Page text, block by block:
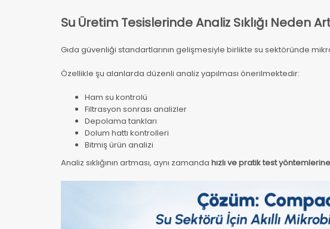
Su Üretim Tesislerinde Analiz Sıklığı Neden
Gıda güvenliği standartlarının gelişmesiyle birlikte su sektöründe
Özellikle şu alanlarda düzenli analiz yapılması önerilmektedir:
Ham su kontrolü
Filtrasyon sonrası analizler
Depolama tankları
Dolum hattı kontrolleri
Bitmiş ürün analizi
Analiz sıklığının artması, aynı zamanda hızlı ve pratik test